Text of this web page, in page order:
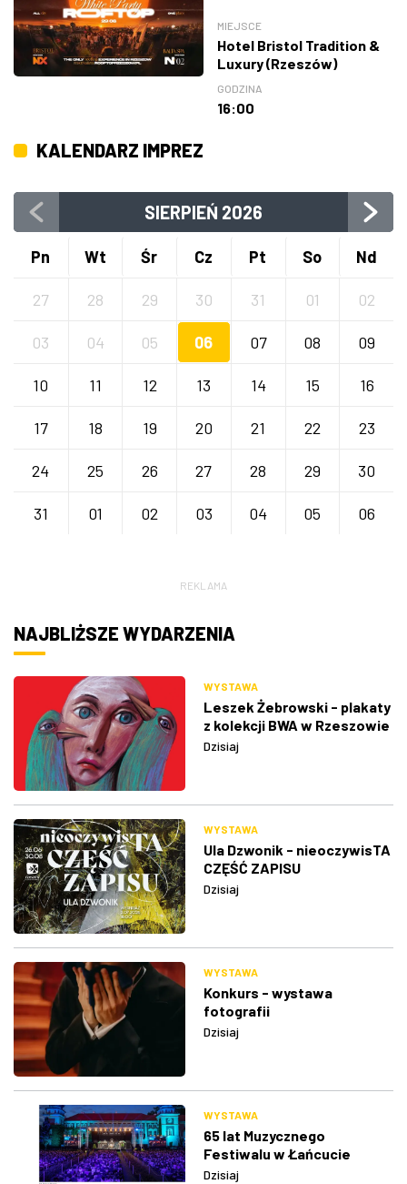
MIEJSCE
Hotel Bristol Tradition &
Luxury (Rzeszów)
GODZINA
16:00
KALENDARZ IMPREZ
SIERPIEŃ 2026
Pn Wt Śr Cz Pt So Nd
27 28 29 30 31 01 02
03 04 05 06 07 08 09
10 11 12 13 14 15 16
17 18 19 20 21 22 23
24 25 26 27 28 29 30
31 01 02 03 04 05 06
REKLAMA
NAJBLIŻSZE WYDARZENIA
WYSTAWA
Leszek Żebrowski - plakaty
z kolekcji BWA w Rzeszowie
Dzisiaj
WYSTAWA
Ula Dzwonik - nieoczywisTA
CZĘŚĆ ZAPISU
Dzisiaj
WYSTAWA
Konkurs - wystawa
fotografii
Dzisiaj
WYSTAWA
65 lat Muzycznego
Festiwalu w Łańcucie
Dzisiaj